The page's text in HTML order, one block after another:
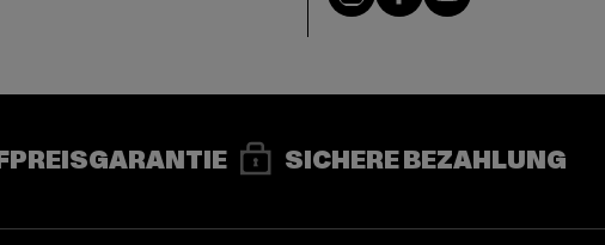
SICHERE BEZAHLUNG